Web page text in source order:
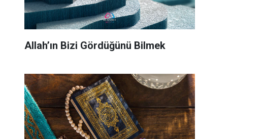
Allah’ın Bizi Gördüğünü Bilmek